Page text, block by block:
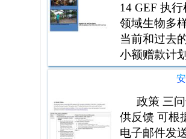
14 GEF 执
领域生物多
当前和过去
小额赠款计
的能力建设
政策 三
供反馈 可根
电子邮件发